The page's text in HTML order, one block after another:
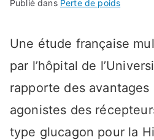
Publié dans Perte de poids
Une étude française
par l’hôpital de
rapporte des
agonistes des
type glucagon pour la